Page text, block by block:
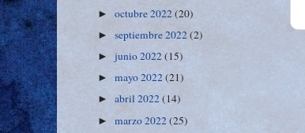
►octubre 2022(20)
►septiembre 2022(2)
►junio 2022(15)
►mayo 2022(21)
►abril 2022(14)
►marzo 2022(25)